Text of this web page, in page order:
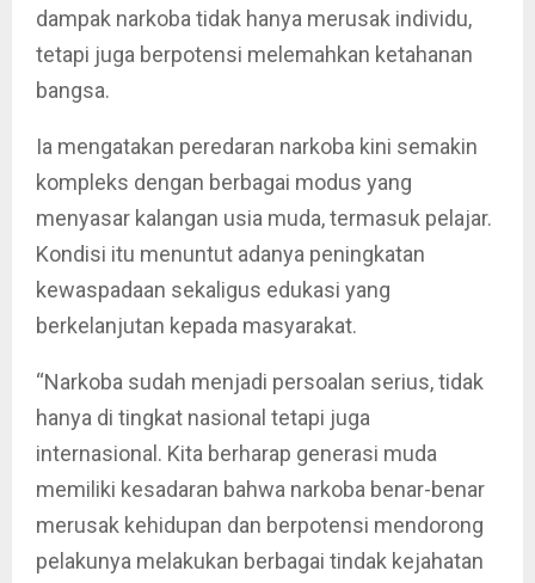
dampak narkoba tidak hanya merusak individu,
tetapi juga berpotensi melemahkan ketahanan
bangsa.
Ia mengatakan peredaran narkoba kini semakin
kompleks dengan berbagai modus yang
menyasar kalangan usia muda, termasuk pelajar.
Kondisi itu menuntut adanya peningkatan
kewaspadaan sekaligus edukasi yang
berkelanjutan kepada masyarakat.
“Narkoba sudah menjadi persoalan serius, tidak
hanya di tingkat nasional tetapi juga
internasional. Kita berharap generasi muda
memiliki kesadaran bahwa narkoba benar-benar
merusak kehidupan dan berpotensi mendorong
pelakunya melakukan berbagai tindak kejahatan